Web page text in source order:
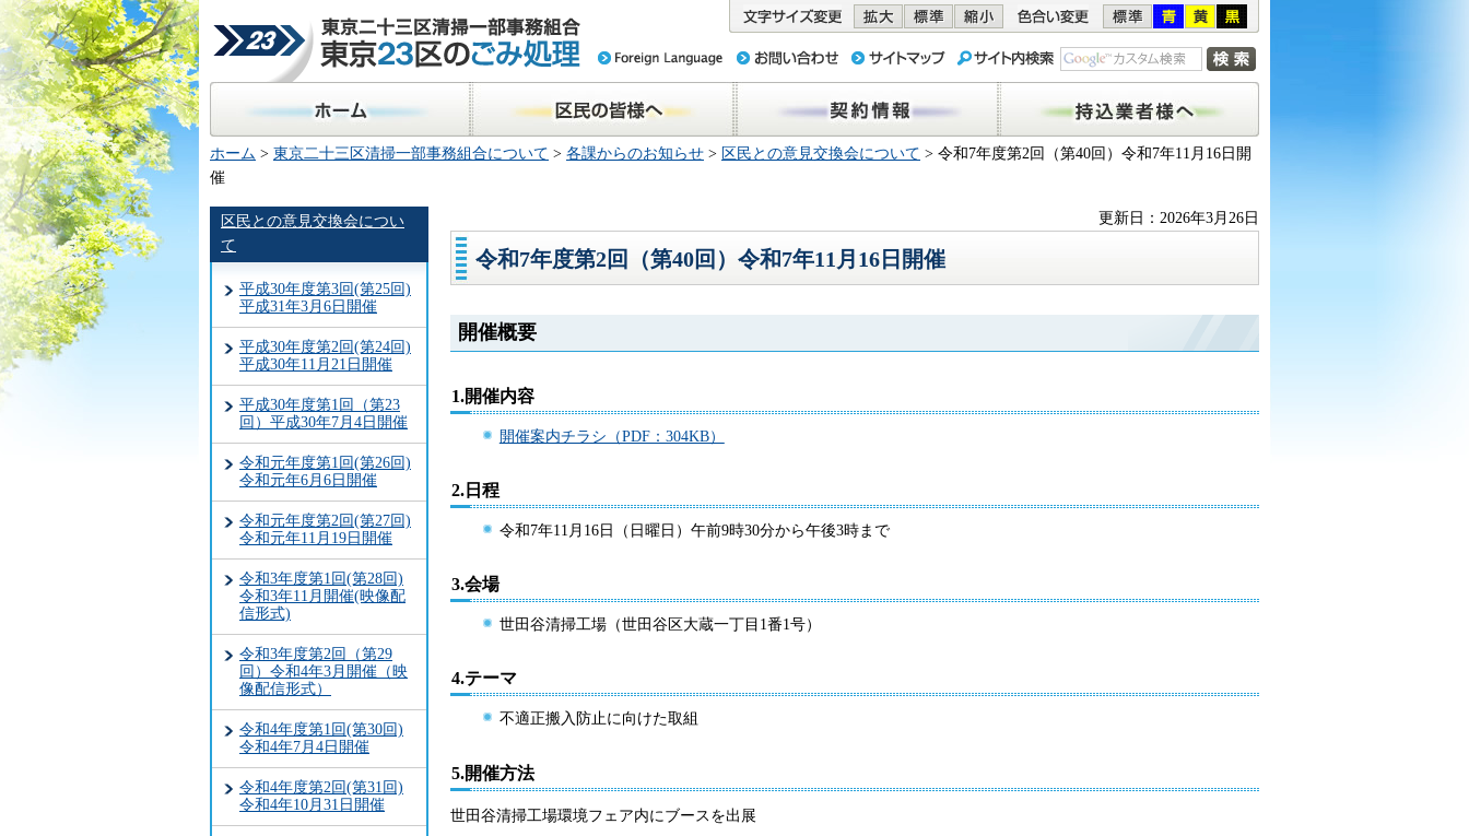
東京二十三区清掃一部事務組合 東京
23区のごみ処理
ホーム 区民の皆様へ 契約情報 持込業者様へ
ホーム > 東京二十三区清掃一部事務組合について > 各課からのお知らせ > 区民との意見交換会について > 令和7年度第2回（第40回）令和7年11月16日開
催
区民との意見交換会につい
て
平成30年度第3回(第25回)
平成31年3月6日開催
平成30年度第2回(第24回)
平成30年11月21日開催
平成30年度第1回（第23
回）平成30年7月4日開催
令和元年度第1回(第26回)
令和元年6月6日開催
令和元年度第2回(第27回)
令和元年11月19日開催
令和3年度第1回(第28回)
令和3年11月開催(映像配
信形式)
令和3年度第2回（第29
回）令和4年3月開催（映
像配信形式）
令和4年度第1回(第30回)
令和4年7月4日開催
令和4年度第2回(第31回)
令和4年10月31日開催
更新日：2026年3月26日
令和7年度第2回（第40回）令和7年11月16日開催
開催概要
1.開催内容
開催案内チラシ（PDF：304KB）
2.日程
令和7年11月16日（日曜日）午前9時30分から午後3時まで
3.会場
世田谷清掃工場（世田谷区大蔵一丁目1番1号）
4.テーマ
不適正搬入防止に向けた取組
5.開催方法
世田谷清掃工場環境フェア内にブースを出展